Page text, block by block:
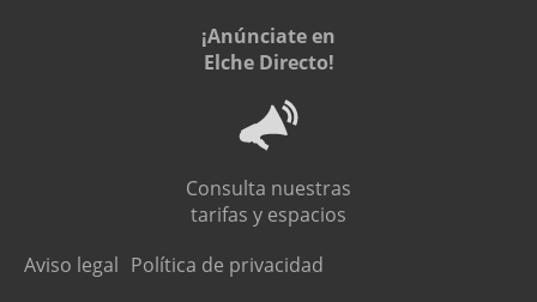
¡Anúnciate en
Elche Directo!
Consulta nuestras
tarifas y espacios
Aviso legal Política de privacidad